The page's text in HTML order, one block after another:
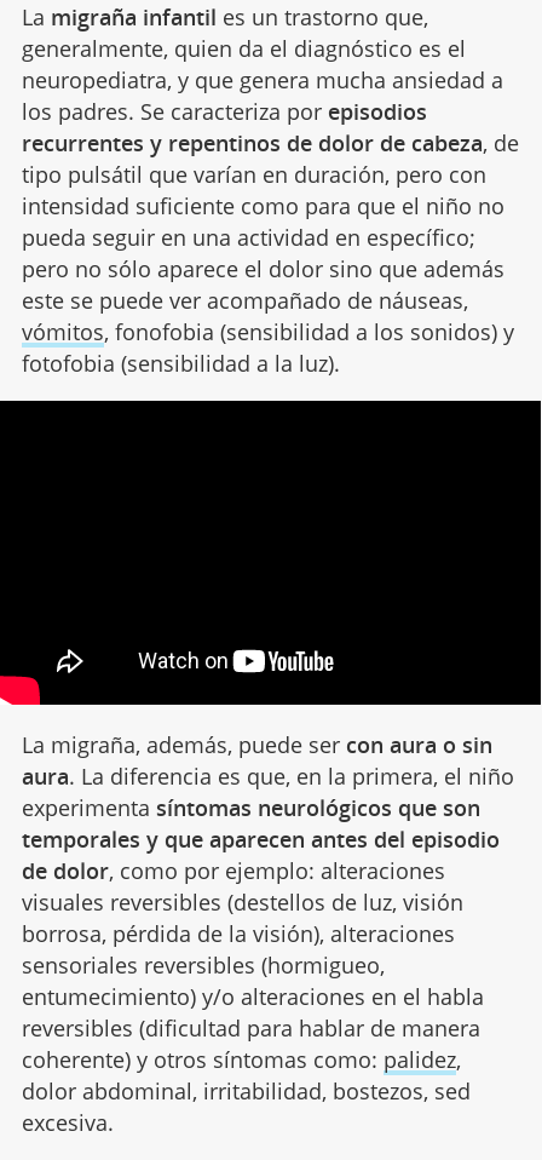
La migraña infantil es un trastorno que,
generalmente, quien da el diagnóstico es el
neuropediatra, y que genera mucha ansiedad a
los padres. Se caracteriza por episodios
recurrentes y repentinos de dolor de cabeza, de
tipo pulsátil que varían en duración, pero con
intensidad suficiente como para que el niño no
pueda seguir en una actividad en específico;
pero no sólo aparece el dolor sino que además
este se puede ver acompañado de náuseas,
vómitos, fonofobia (sensibilidad a los sonidos) y
fotofobia (sensibilidad a la luz).
La migraña, además, puede ser con aura o sin
aura. La diferencia es que, en la primera, el niño
experimenta síntomas neurológicos que son
temporales y que aparecen antes del episodio
de dolor, como por ejemplo: alteraciones
visuales reversibles (destellos de luz, visión
borrosa, pérdida de la visión), alteraciones
sensoriales reversibles (hormigueo,
entumecimiento) y/o alteraciones en el habla
reversibles (dificultad para hablar de manera
coherente) y otros síntomas como: palidez,
dolor abdominal, irritabilidad, bostezos, sed
excesiva.